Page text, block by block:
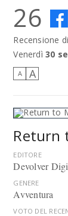
Return to
26
Recensione di
Venerdì 30
A A
Return
EDITORE
Devolver
GENERE
Avventura
VOTO DEL